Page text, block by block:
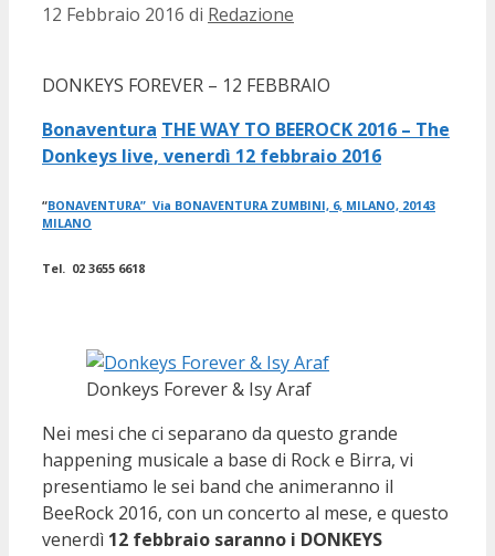
12 Febbraio 2016 di Redazione
DONKEYS FOREVER – 12 FEBBRAIO
Bonaventura THE WAY TO BEEROCK 2016 – The
Donkeys live, venerdì 12 febbraio 2016
“BONAVENTURA” Via BONAVENTURA ZUMBINI, 6, MILANO, 20143
MILANO
Tel. 02 3655 6618
Donkeys Forever & Isy Araf
Nei mesi che ci separano da questo grande
happening musicale a base di Rock e Birra, vi
presentiamo le sei band che animeranno il
BeeRock 2016, con un concerto al mese, e questo
venerdì 12 febbraio saranno i DONKEYS